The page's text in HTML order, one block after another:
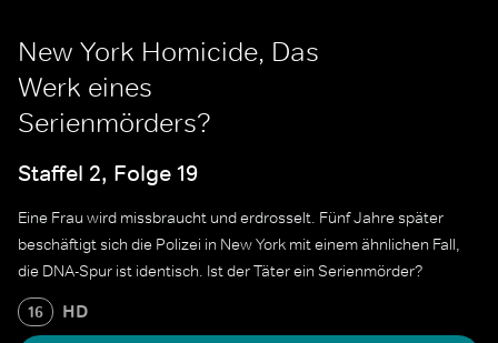
New York Homicide, Das
Werk eines
Serienmörders?
Staffel 2, Folge 19
Eine Frau wird missbraucht und erdrosselt. Fünf Jahre später
beschäftigt sich die Polizei in New York mit einem ähnlichen Fall,
die DNA-Spur ist identisch. Ist der Täter ein Serienmörder?
16 HD